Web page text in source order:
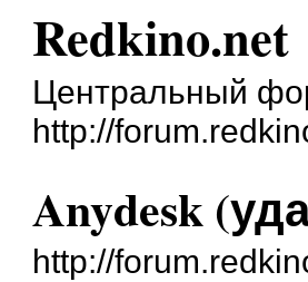
Redkino.net
Центральный
http://
Anydesk
http://